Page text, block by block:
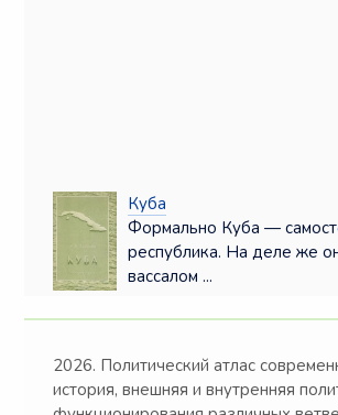
Куба
Формально Куба —
республика. На деле же
вассалом ...
2026. Политический атлас
история, внешняя и внутренняя